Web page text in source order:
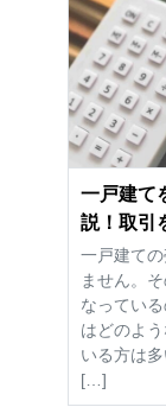
一戸建て
説！取引
一戸建て
ません。
なってい
はどのよ
いる方は
[…]